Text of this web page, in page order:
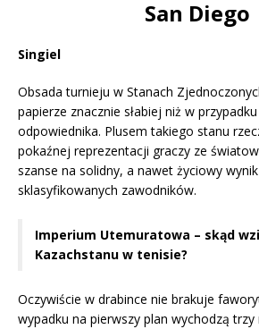
San Diego
Singiel
Obsada turnieju w Stanach
papierze znacznie słabiej niż w
odpowiednika. Plusem takiego stanu
pokaźnej reprezentacji graczy ze
szanse na solidny, a nawet życiowy
sklasyfikowanych zawodników.
Imperium Utemuratowa – skąd
Kazachstanu w tenisie?
Oczywiście w drabince nie brakuje
wypadku na pierwszy plan wychodzą trzy